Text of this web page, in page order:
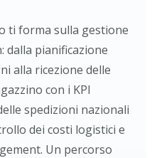
ti forma sulla gestione
dalla pianificazione
alla ricezione delle
con i KPI
spedizioni nazionali
dei costi logistici e
Un percorso